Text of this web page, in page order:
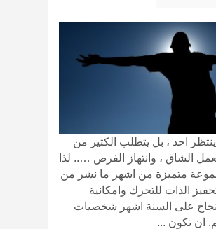
ينتظر احد ، بل يتطلب الكثير من
الشاق ، وانتهاز الفرص ….. لذا
متميزة من اشهر ما نشر من
الذات للتحرك وامكانية
على السنة اشهر شخصيات
ان تكون ...